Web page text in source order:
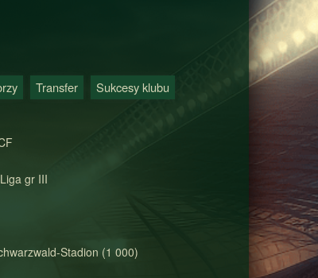
Transfer Sukcesy klubu
gr III
Stadion (1 000)